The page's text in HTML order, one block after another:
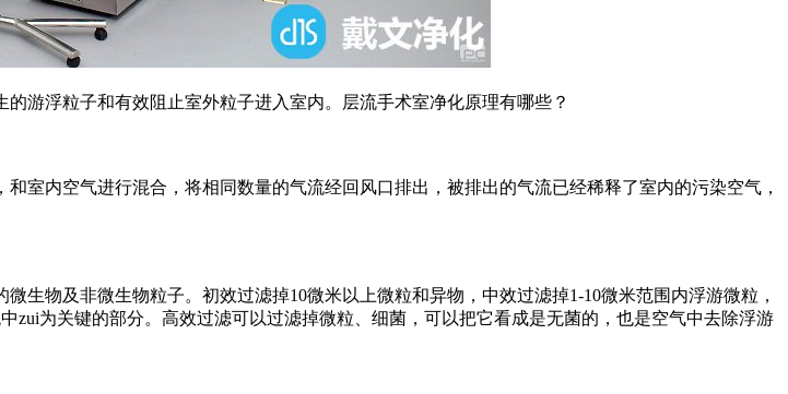
浮粒子和有效阻止室外粒子进入室内。层流手术室净化原理有哪些？
内空气进行混合，将相同数量的气流经回风口排出，被排出的气流已经稀释了室内的污染空气，
物及非微生物粒子。初效过滤掉10微米以上微粒和异物，中效过滤掉1-10微米范围内浮游微粒，
为关键的部分。高效过滤可以过滤掉微粒、细菌，可以把它看成是无菌的，也是空气中去除浮游